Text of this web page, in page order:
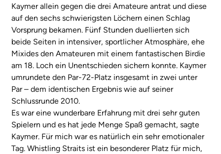
Kaymer allein gegen die drei Amateure antrat und diese
auf den sechs schwierigsten Löchern einen Schlag
Vorsprung bekamen. Fünf Stunden duellierten sich
beide Seiten in intensiver, sportlicher Atmosphäre, ehe
Mixides den Amateuren mit einem fantastischen Birdie
am 18. Loch ein Unentschieden sichern konnte. Kaymer
umrundete den Par-72-Platz insgesamt in zwei unter
Par – dem identischen Ergebnis wie auf seiner
Schlussrunde 2010.
Es war eine wunderbare Erfahrung mit drei sehr guten
Spielern und es hat jede Menge Spaß gemacht, sagte
Kaymer. Für mich war es natürlich ein sehr emotionaler
Tag. Whistling Straits ist ein besonderer Platz für mich,